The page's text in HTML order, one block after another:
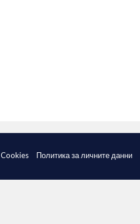
Cookies Политика за личните данни